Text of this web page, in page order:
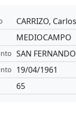
CARRIZO,
MEDIOCAMPO
SAN FERNANDO
19/04/1961
65